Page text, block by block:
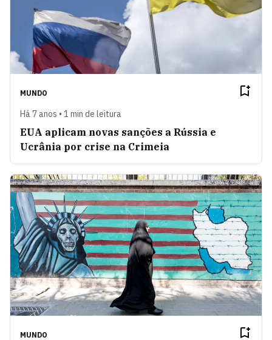
MUNDO
Há 7 anos • 1 min de leitura
EUA aplicam novas sanções a Rússia e
Ucrânia por crise na Crimeia
MUNDO